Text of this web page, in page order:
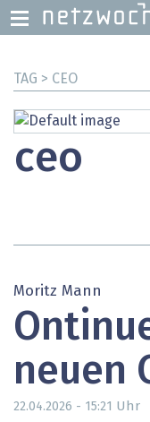
zum
TAG > CEO
ceo
Moritz Mann
neuen
22.04.2026 - 15:21 Uhr